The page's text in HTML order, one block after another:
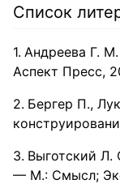
Список
Андреева Г.
Аспект Пресс,
Бергер П.,
Выготский Л.
— М.: Смысл;